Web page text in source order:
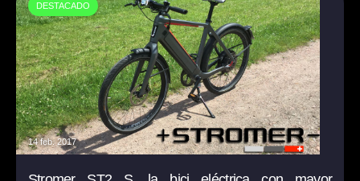
DESTACADO
14 feb. 2017